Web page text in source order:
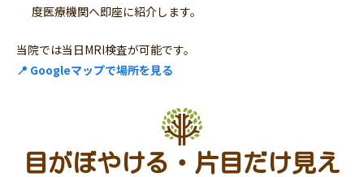
度医療機関へ即座に紹介します。
当院では当日MRI検査が可能です。
📍 Googleマップで場所を見る
目がぼやける・片目だけ見え